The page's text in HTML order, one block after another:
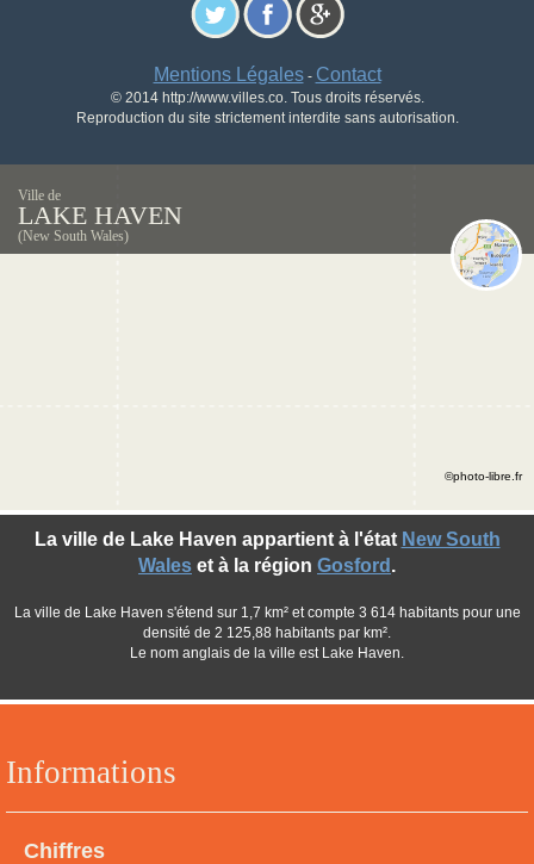
Mentions Légales- Contact
© 2014 http://www.villes.co. Tous droits réservés.
Reproduction du site strictement interdite sans autorisation.
Ville de
LAKE HAVEN
(New South Wales)
Informations
Chiffres
La ville de Lake Haven appartient à l'état New South
Wales et à la région Gosford .
La ville de Lake Haven s'étend sur 1,7 km² et compte 3 614 habitants pour une
densité de 2 125,88 habitants par km².
Le nom anglais de la ville est Lake Haven.
©photo-libre.fr